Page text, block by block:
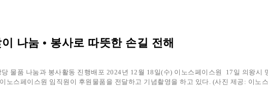
나눔 • 봉사로 따뜻한 손길 전해
물품 나눔과 봉사활동 진행배포 2024년 12월 18일(수) 이노스페이스원 17일 의왕시
노스페이스원 임직원이 후원물품을 전달하고 기념촬영을 하고 있다. (사진 제공: 이노